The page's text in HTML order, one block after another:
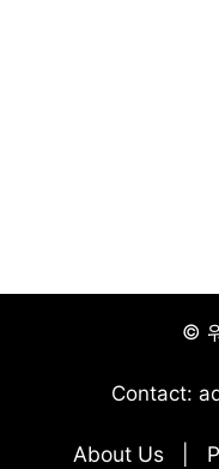
©
Contact:
About Us